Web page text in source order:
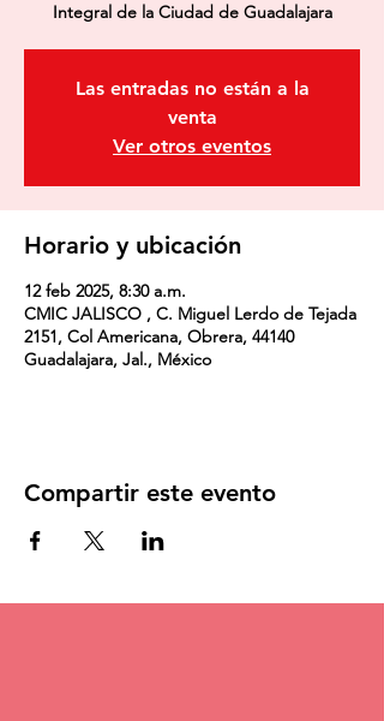
Integral de la Ciudad de Guadalajara
Las entradas no están a la
venta
Ver otros eventos
Horario y ubicación
12 feb 2025, 8:30 a.m.
CMIC JALISCO , C. Miguel Lerdo de Tejada
2151, Col Americana, Obrera, 44140
Guadalajara, Jal., México
Compartir este evento